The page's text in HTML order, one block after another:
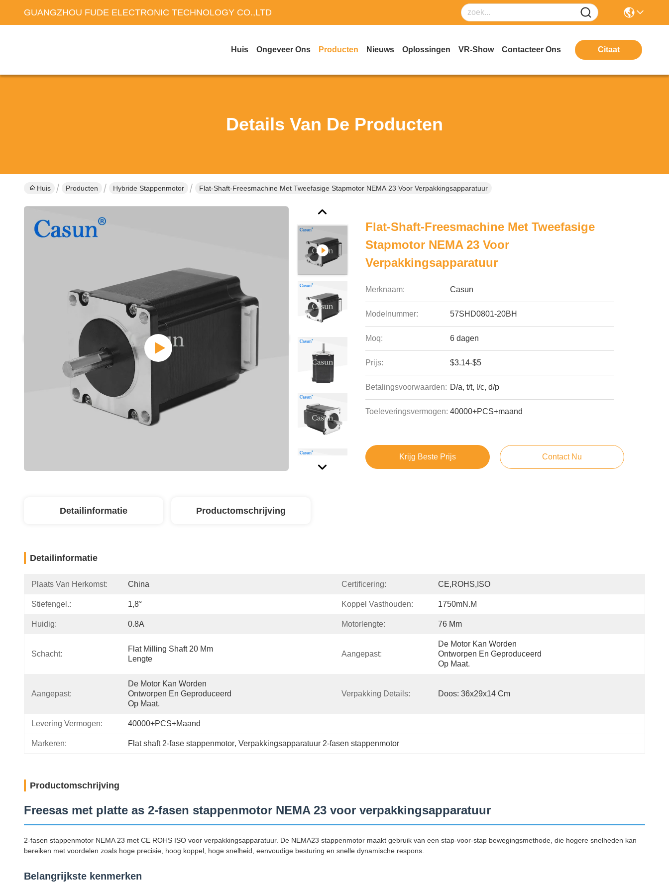
GUANGZHOU FUDE ELECTRONIC TECHNOLOGY CO.,LTD
Huis Ongeveer Ons Producten Nieuws Oplossingen VR-Show Contacteer Ons Citaat
Details Van De Producten
Huis Producten Hybride Stappenmotor Flat-Shaft-Freesmachine Met Tweefasige Stapmotor NEMA 23 Voor Verpakkingsapparatuur
Flat-Shaft-Freesmachine Met Tweefasige
Stapmotor NEMA 23 Voor
Verpakkingsapparatuur
Merknaam: Casun
Modelnummer: 57SHD0801-20BH
Moq: 6 dagen
Prijs: $3.14-$5
Betalingsvoorwaarden: D/a, t/t, l/c, d/p
Toeleveringsvermogen: 40000+PCS+maand
Krijg Beste Prijs Contact Nu
Detailinformatie Productomschrijving
Detailinformatie
Plaats Van Herkomst: China Certificering: CE,ROHS,ISO
Stiefengel.: 1,8° Koppel Vasthouden: 1750mN.m
Huidig: 0.8A Motorlengte: 76 Mm
Schacht:
Flat Milling Shaft 20 Mm
Lengte
Aangepast:
De Motor Kan Worden
Ontworpen En Geproduceerd
Op Maat.
Aangepast:
De Motor Kan Worden
Ontworpen En Geproduceerd
Op Maat.
Verpakking Details: Doos: 36x29x14 Cm
Levering Vermogen: 40000+PCS+maand
Markeren: Flat shaft 2-fase stappenmotor, Verpakkingsapparatuur 2-fasen stappenmotor
Productomschrijving
Freesas met platte as 2-fasen stappenmotor NEMA 23 voor verpakkingsapparatuur
2-fasen stappenmotor NEMA 23 met CE ROHS ISO voor verpakkingsapparatuur. De NEMA23 stappenmotor maakt gebruik van een stap-voor-stap bewegingsmethode, die hogere snelheden kan
bereiken met voordelen zoals hoge precisie, hoog koppel, hoge snelheid, eenvoudige besturing en snelle dynamische respons.
Belangrijkste kenmerken